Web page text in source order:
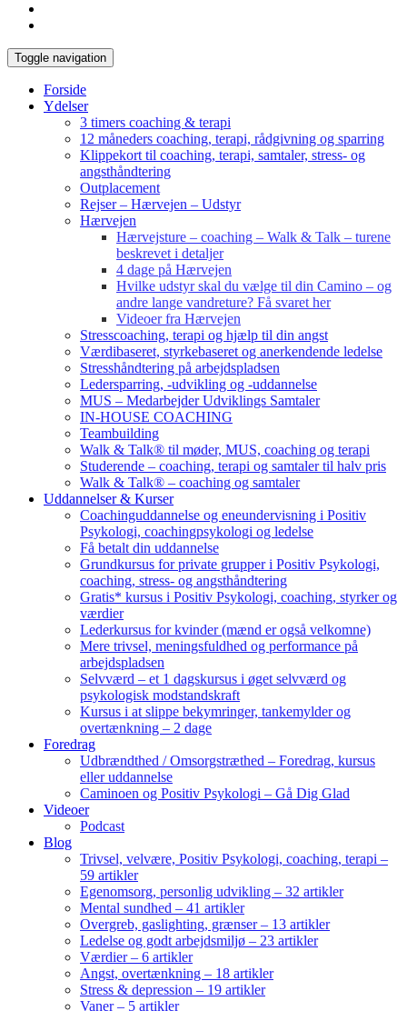
Toggle navigation
Forside
Ydelser
3 timers coaching & terapi
12 måneders coaching, terapi, rådgivning og sparring
Klippekort til coaching, terapi, samtaler, stress- og
angsthåndtering
Outplacement
Rejser – Hærvejen – Udstyr
Hærvejen
Hærvejsture – coaching – Walk & Talk – turene
beskrevet i detaljer
4 dage på Hærvejen
Hvilke udstyr skal du vælge til din Camino – og
andre lange vandreture? Få svaret her
Videoer fra Hærvejen
Stresscoaching, terapi og hjælp til din angst
Værdibaseret, styrkebaseret og anerkendende ledelse
Stresshåndtering på arbejdspladsen
Ledersparring, -udvikling og -uddannelse
MUS – Medarbejder Udviklings Samtaler
IN-HOUSE COACHING
Teambuilding
Walk & Talk® til møder, MUS, coaching og terapi
Studerende – coaching, terapi og samtaler til halv pris
Walk & Talk® – coaching og samtaler
Uddannelser & Kurser
Coachinguddannelse og eneundervisning i Positiv
Psykologi, coachingpsykologi og ledelse
Få betalt din uddannelse
Grundkursus for private grupper i Positiv Psykologi,
coaching, stress- og angsthåndtering
Gratis* kursus i Positiv Psykologi, coaching, styrker og
værdier
Lederkursus for kvinder (mænd er også velkomne)
Mere trivsel, meningsfuldhed og performance på
arbejdspladsen
Selvværd – et 1 dagskursus i øget selvværd og
psykologisk modstandskraft
Kursus i at slippe bekymringer, tankemylder og
overtænkning – 2 dage
Foredrag
Udbrændthed / Omsorgstræthed – Foredrag, kursus
eller uddannelse
Caminoen og Positiv Psykologi – Gå Dig Glad
Videoer
Podcast
Blog
Trivsel, velvære, Positiv Psykologi, coaching, terapi –
59 artikler
Egenomsorg, personlig udvikling – 32 artikler
Mental sundhed – 41 artikler
Overgreb, gaslighting, grænser – 13 artikler
Ledelse og godt arbejdsmiljø – 23 artikler
Værdier – 6 artikler
Angst, overtænkning – 18 artikler
Stress & depression – 19 artikler
Vaner – 5 artikler